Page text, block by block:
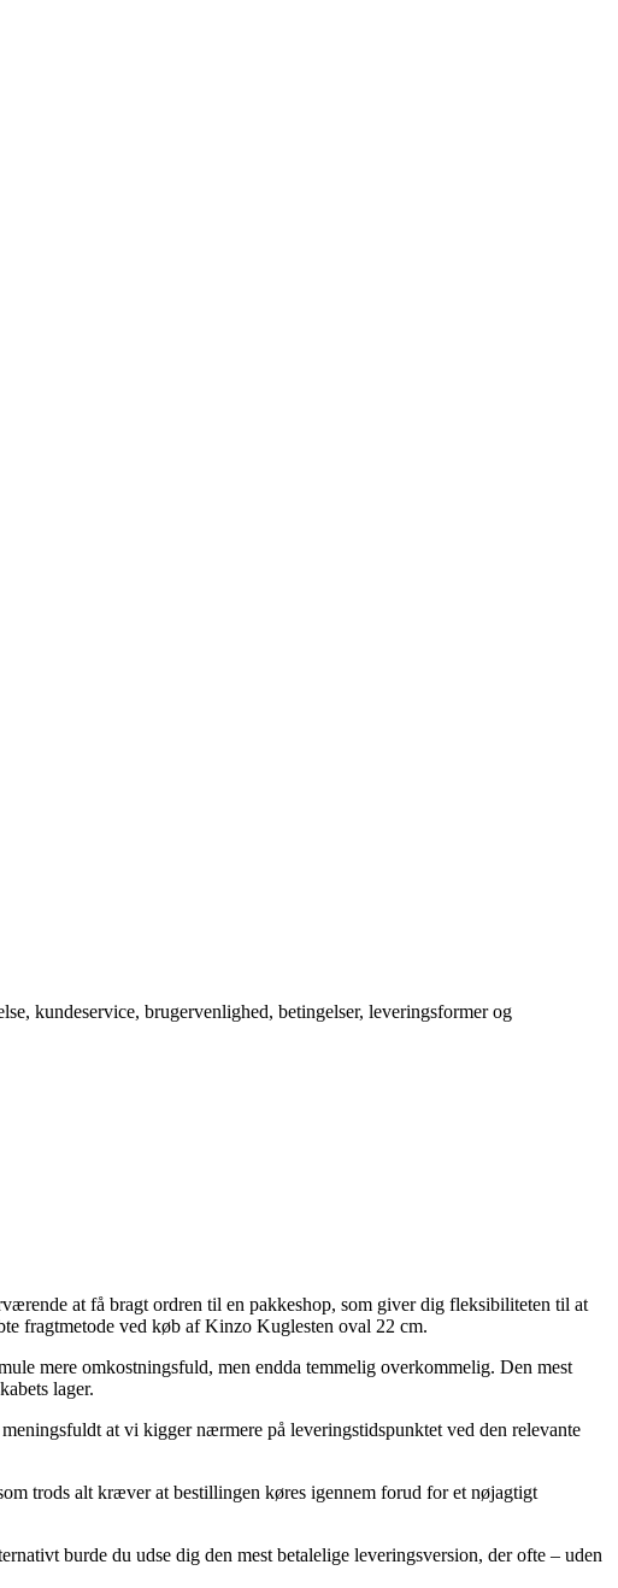
kundeservice, brugervenlighed, betingelser, leveringsformer og
at få bragt ordren til en pakkeshop, som giver dig fleksibiliteten til at
fragtmetode ved køb af Kinzo Kuglesten oval 22 cm.
mere omkostningsfuld, men endda temmelig overkommelig. Den mest
lager.
at vi kigger nærmere på leveringstidspunktet ved den relevante
trods alt kræver at bestillingen køres igennem forud for et nøjagtigt
burde du udse dig den mest betalelige leveringsversion, der ofte – uden